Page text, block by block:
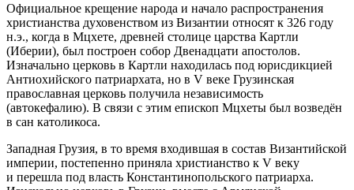
Официальное крещение народа и начало распространения
христианства духовенством из Византии относят к 326 году
н.э., когда в Мцхете, древней столице царства Картли
(Иберии), был построен собор Двенадцати апостолов.
Изначально церковь в Картли находилась под юрисдикцией
Антиохийского патриархата, но в V веке Грузинская
православная церковь получила независимость
(автокефалию). В связи с этим епископ Мцхеты был возведён
в сан католикоса.
Западная Грузия, в то время входившая в состав Византийской
империи, постепенно приняла христианство к V веку
и перешла под власть Константинопольского патриарха.